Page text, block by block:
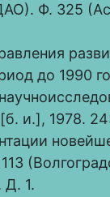
Ф. 325
до 1990
и.], 1978.
1.